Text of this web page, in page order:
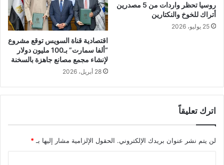
روسيا تحظر واردات من 5 مصدرين
أتراك للخوخ والنكتارين
25 يوليو، 2026
اقتصادية قناة السويس توقع مشروع
“ألفا سمارت” بـ100 مليون دولار
لإنشاء مجمع مصانع جاهزة بالسخنة
28 أبريل، 2026
اترك تعليقاً
لن يتم نشر عنوان بريدك الإلكتروني. الحقول الإلزامية مشار إليها بـ*